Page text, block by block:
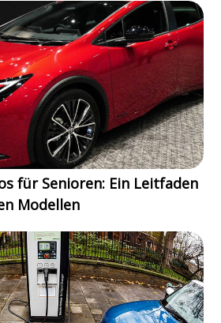
für Senioren: Ein Leitfaden
Modellen